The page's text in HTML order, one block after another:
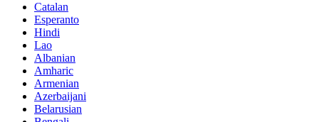
Catalan
Esperanto
Hindi
Lao
Albanian
Amharic
Armenian
Azerbaijani
Belarusian